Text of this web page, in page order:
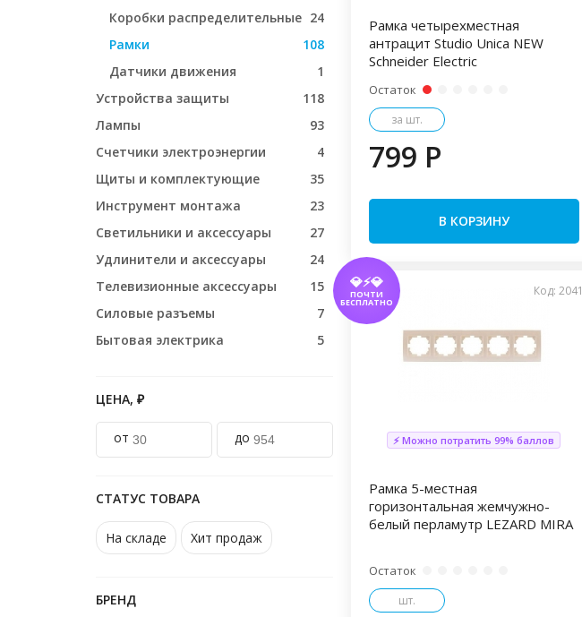
Коробки распределительные 24
Рамки
108
Датчики движения
1
Устройства защиты
118
Лампы
93
Счетчики электроэнергии
4
Щиты и комплектующие
35
Инструмент монтажа
23
Светильники и аксессуары
27
Удлинители и аксессуары
24
Телевизионные аксессуары
15
Силовые разъемы
7
Бытовая электрика
5
ЦЕНА, ₽
от до
СТАТУС ТОВАРА
На складе Хит продаж
БРЕНД
Рамка четырехместная
антрацит Studio Unica NEW
Schneider Electric
Остаток
за шт.
799 P
В КОРЗИНУ
💎⚡💎
ПОЧТИ
БЕСПЛАТНО
Код: 2041
⚡ Можно потратить 99% баллов
Рамка 5-местная
горизонтальная жемчужно-
белый перламутр LEZARD MIRA
Остаток
шт.